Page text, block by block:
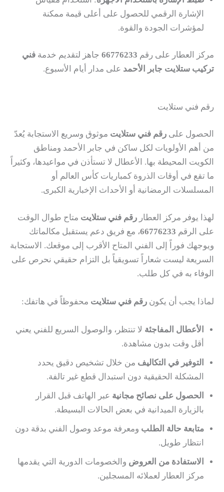
الإشارة الرقمي للحصول على أعلى قيمة ممكنة
لمؤشرات الجودة والقوة.
مركز العطار على رقم 66776233 جاهز لتقديم خدمة فني
تركيب ستلايت جابر الأحمد على مدار أيام الأسبوع.
رقم فني ستلايت
الحصول على رقم فني ستلايت موثوق وسريع الاستجابة يُعدّ
من أهم الأولويات لكل ساكن في جابر الأحمد ومناطق
الكويت المحيطة بها. الأعطال لا تستأذن في مواعيدها، وكثيراً
ما تقع في أوقات الذروة كمباريات كأس العالم أو
المسلسلات الرمضانية أو الأحداث الإخبارية الكبرى.
لهذا يوفر مركز العطار رقم فني ستلايت متاح طوال الوقت
على الرقم 66776233، مع فريق دعم يستقبل مكالماتك
ويوجهك فوراً إلى الفني المتاح الأقرب إلى موقعك. الاستجابة
السريعة ليست شعاراً تسويقياً بل التزام حقيقي نحرص على
الوفاء به في كل طلب.
لماذا يجب أن يكون رقم فني ستلايت محفوظاً في هاتفك:
الأعطال المفاجئة لا تنتظر، والوصول السريع للفني يعني
أقل وقت بدون مشاهدة.
التوفير في التكاليف من خلال تشخيص دقيق يحدد
المشكلة الحقيقية دون استبدال قطع غير تالفة.
الحصول على نصائح مجانية عبر الهاتف قبل القرار
بالزيارة الميدانية في بعض الحالات البسيطة.
متابعة حالة الطلب ومعرفة موعد وصول الفني بدقة دون
انتظار طويل.
الاستفادة من العروض والخصومات الدورية التي يقدمها
مركز العطار لعملائه المسجلين.